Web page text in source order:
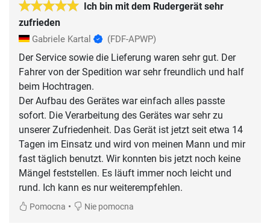
Ich bin mit dem Rudergerät sehr
zufrieden
Gabriele Kartal (FDF-APWP)
Der Service sowie die Lieferung waren sehr gut. Der
Fahrer von der Spedition war sehr freundlich und half
beim Hochtragen.
Der Aufbau des Gerätes war einfach alles passte
sofort. Die Verarbeitung des Gerätes war sehr zu
unserer Zufriedenheit. Das Gerät ist jetzt seit etwa 14
Tagen im Einsatz und wird von meinen Mann und mir
fast täglich benutzt. Wir konnten bis jetzt noch keine
Mängel feststellen. Es läuft immer noch leicht und
rund. Ich kann es nur weiterempfehlen.
Pomocna • Nie pomocna